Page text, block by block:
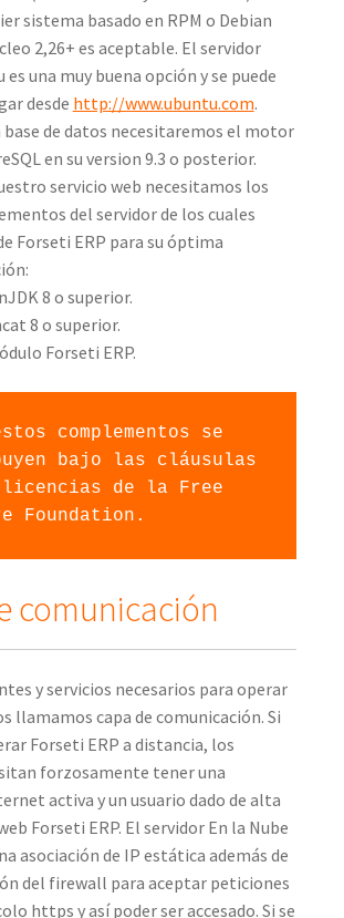
sistema basado en RPM o Debian
2,26+ es aceptable. El servidor
es una muy buena opción y se puede
desde http://www.ubuntu.com.
base de datos necesitaremos el motor
en su version 9.3 o posterior.
servicio web necesitamos los
del servidor de los cuales
Forseti ERP para su óptima
8 o superior.
8 o superior.
Forseti ERP.
complementos se
bajo las cláusulas
de la Free
Foundation.
comunicación
y servicios necesarios para operar
llamamos capa de comunicación. Si
Forseti ERP a distancia, los
forzosamente tener una
activa y un usuario dado de alta
Forseti ERP. El servidor En la Nube
asociación de IP estática además de
del firewall para aceptar peticiones
https y así poder ser accesado. Si se